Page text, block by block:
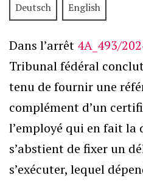
Deutsch English
Dans l’arrêt 4A_493/
Tribunal fédéral
tenu de fournir une
complément d’un
l’employé qui en fait la
s’abstient de fixer un
s’exécuter, lequel